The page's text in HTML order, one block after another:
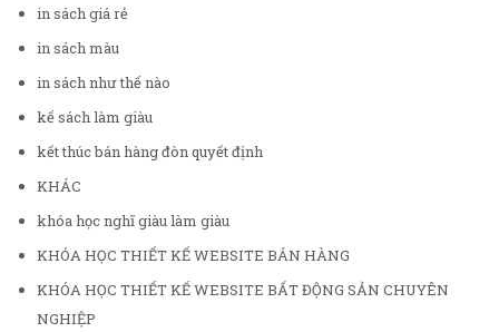
in sách giá rẻ
in sách màu
in sách như thế nào
kế sách làm giàu
kết thúc bán hàng đòn quyết định
KHÁC
khóa học nghĩ giàu làm giàu
KHÓA HỌC THIẾT KẾ WEBSITE BÁN HÀNG
KHÓA HỌC THIẾT KẾ WEBSITE BẤT ĐỘNG SẢN CHUYÊN
NGHIỆP